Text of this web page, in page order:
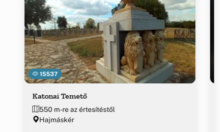
15537
Katonai Temető
550 m-re az értesítéstől
Hajmáskér